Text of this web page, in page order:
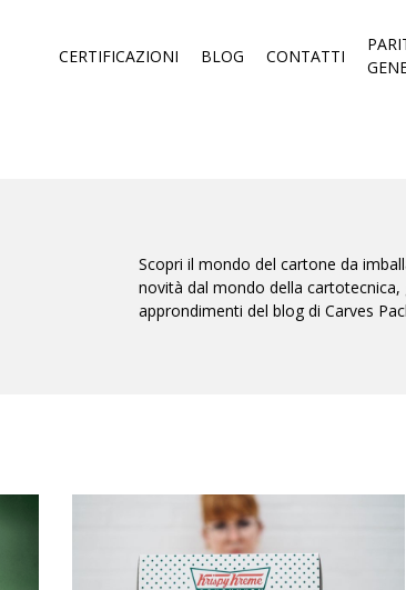
CERTIFICAZIONI BLOG CONTATTI
Scopri il mondo del cartone da
novità dal mondo della cartotecnica,
approndimenti del blog di Carves